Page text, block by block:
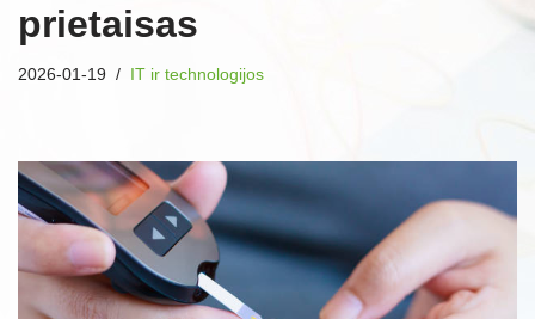
prietaisas
2026-01-19 IT ir technologijos